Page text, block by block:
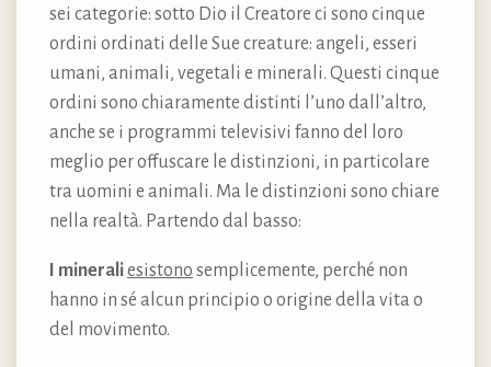
sei categorie: sotto Dio il Creatore ci sono cinque
ordini ordinati delle Sue creature: angeli, esseri
umani, animali, vegetali e minerali. Questi cinque
ordini sono chiaramente distinti l’uno dall’altro,
anche se i programmi televisivi fanno del loro
meglio per offuscare le distinzioni, in particolare
tra uomini e animali. Ma le distinzioni sono chiare
nella realtà. Partendo dal basso:
I mineraliesistono semplicemente, perché non
hanno in sé alcun principio o origine della vita o
del movimento.